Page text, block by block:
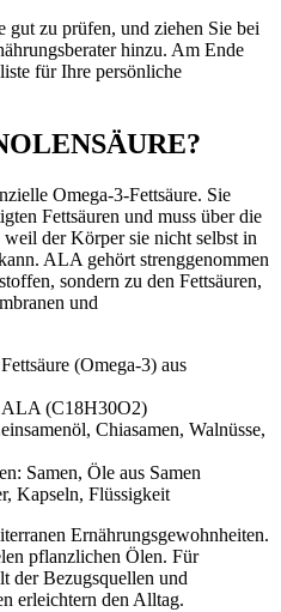
gut zu prüfen, und ziehen Sie bei
hinzu. Am Ende
für Ihre persönliche
Omega-3-Fettsäure. Sie
Fettsäuren und muss über die
der Körper sie nicht selbst in
ALA gehört strenggenommen
sondern zu den Fettsäuren,
und
(Omega-3) aus
ALA (C18H30O2)
Chiasamen, Walnüsse,
Samen, Öle aus Samen
Kapseln, Flüssigkeit
Ernährungsgewohnheiten.
pflanzlichen Ölen. Für
der Bezugsquellen und
erleichtern den Alltag.